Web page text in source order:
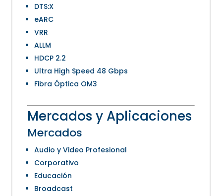
DTS:X
eARC
VRR
ALLM
HDCP 2.2
Ultra High Speed 48 Gbps
Fibra Óptica OM3
Mercados y Aplicaciones
Mercados
Audio y Video Profesional
Corporativo
Educación
Broadcast